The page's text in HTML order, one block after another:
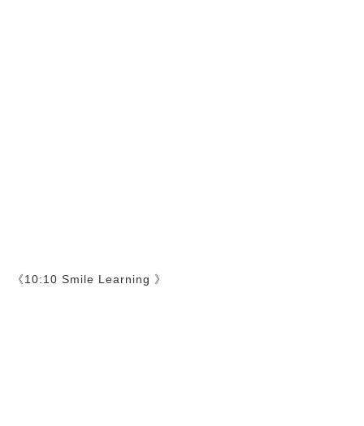
《10:10 Smile Learning 》